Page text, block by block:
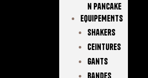
N Pancake
EQUIPEMENTS
Shakers
Ceintures
Gants
Bandes